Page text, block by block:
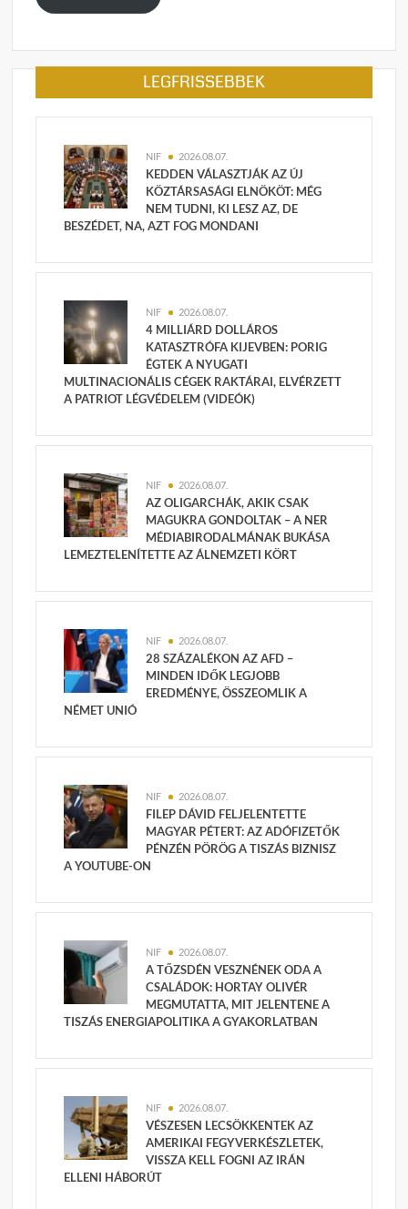
LEGFRISSEBBEK
NIF 2026.08.07.
KEDDEN VÁLASZTJÁK AZ ÚJ
KÖZTÁRSASÁGI ELNÖKÖT: MÉG
NEM TUDNI, KI LESZ AZ, DE
BESZÉDET, NA, AZT FOG MONDANI
NIF 2026.08.07.
4 MILLIÁRD DOLLÁROS
KATASZTRÓFA KIJEVBEN: PORIG
ÉGTEK A NYUGATI
MULTINACIONÁLIS CÉGEK RAKTÁRAI, ELVÉRZETT
A PATRIOT LÉGVÉDELEM (VIDEÓK)
NIF 2026.08.07.
AZ OLIGARCHÁK, AKIK CSAK
MAGUKRA GONDOLTAK – A NER
MÉDIABIRODALMÁNAK BUKÁSA
LEMEZTELENÍTETTE AZ ÁLNEMZETI KÖRT
NIF 2026.08.07.
28 SZÁZALÉKON AZ AFD –
MINDEN IDŐK LEGJOBB
EREDMÉNYE, ÖSSZEOMLIK A
NÉMET UNIÓ
NIF 2026.08.07.
FILEP DÁVID FELJELENTETTE
MAGYAR PÉTERT: AZ ADÓFIZETŐK
PÉNZÉN PÖRÖG A TISZÁS BIZNISZ
A YOUTUBE-ON
NIF 2026.08.07.
A TŐZSDÉN VESZNÉNEK ODA A
CSALÁDOK: HORTAY OLIVÉR
MEGMUTATTA, MIT JELENTENE A
TISZÁS ENERGIAPOLITIKA A GYAKORLATBAN
NIF 2026.08.07.
VÉSZESEN LECSÖKKENTEK AZ
AMERIKAI FEGYVERKÉSZLETEK,
VISSZA KELL FOGNI AZ IRÁN
ELLENI HÁBORÚT